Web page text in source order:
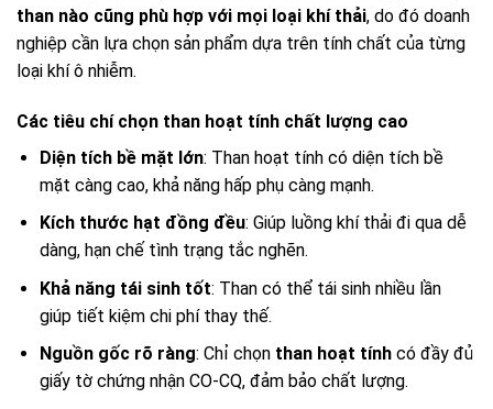
than nào cũng phù hợp với mọi loại khí thải, do đó doanh
nghiệp cần lựa chọn sản phẩm dựa trên tính chất của từng
loại khí ô nhiễm.
Các tiêu chí chọn than hoạt tính chất lượng cao
Diện tích bề mặt lớn: Than hoạt tính có diện tích bề
mặt càng cao, khả năng hấp phụ càng mạnh.
Kích thước hạt đồng đều: Giúp luồng khí thải đi qua dễ
dàng, hạn chế tình trạng tắc nghẽn.
Khả năng tái sinh tốt: Than có thể tái sinh nhiều lần
giúp tiết kiệm chi phí thay thế.
Nguồn gốc rõ ràng: Chỉ chọn than hoạt tínhcó đầy đủ
giấy tờ chứng nhận CO-CQ, đảm bảo chất lượng.